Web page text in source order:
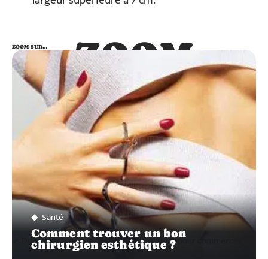
ZOOM
SUR…
ZOOM SUR…
Santé
Comment trouver un bon
chirurgien esthétique ?